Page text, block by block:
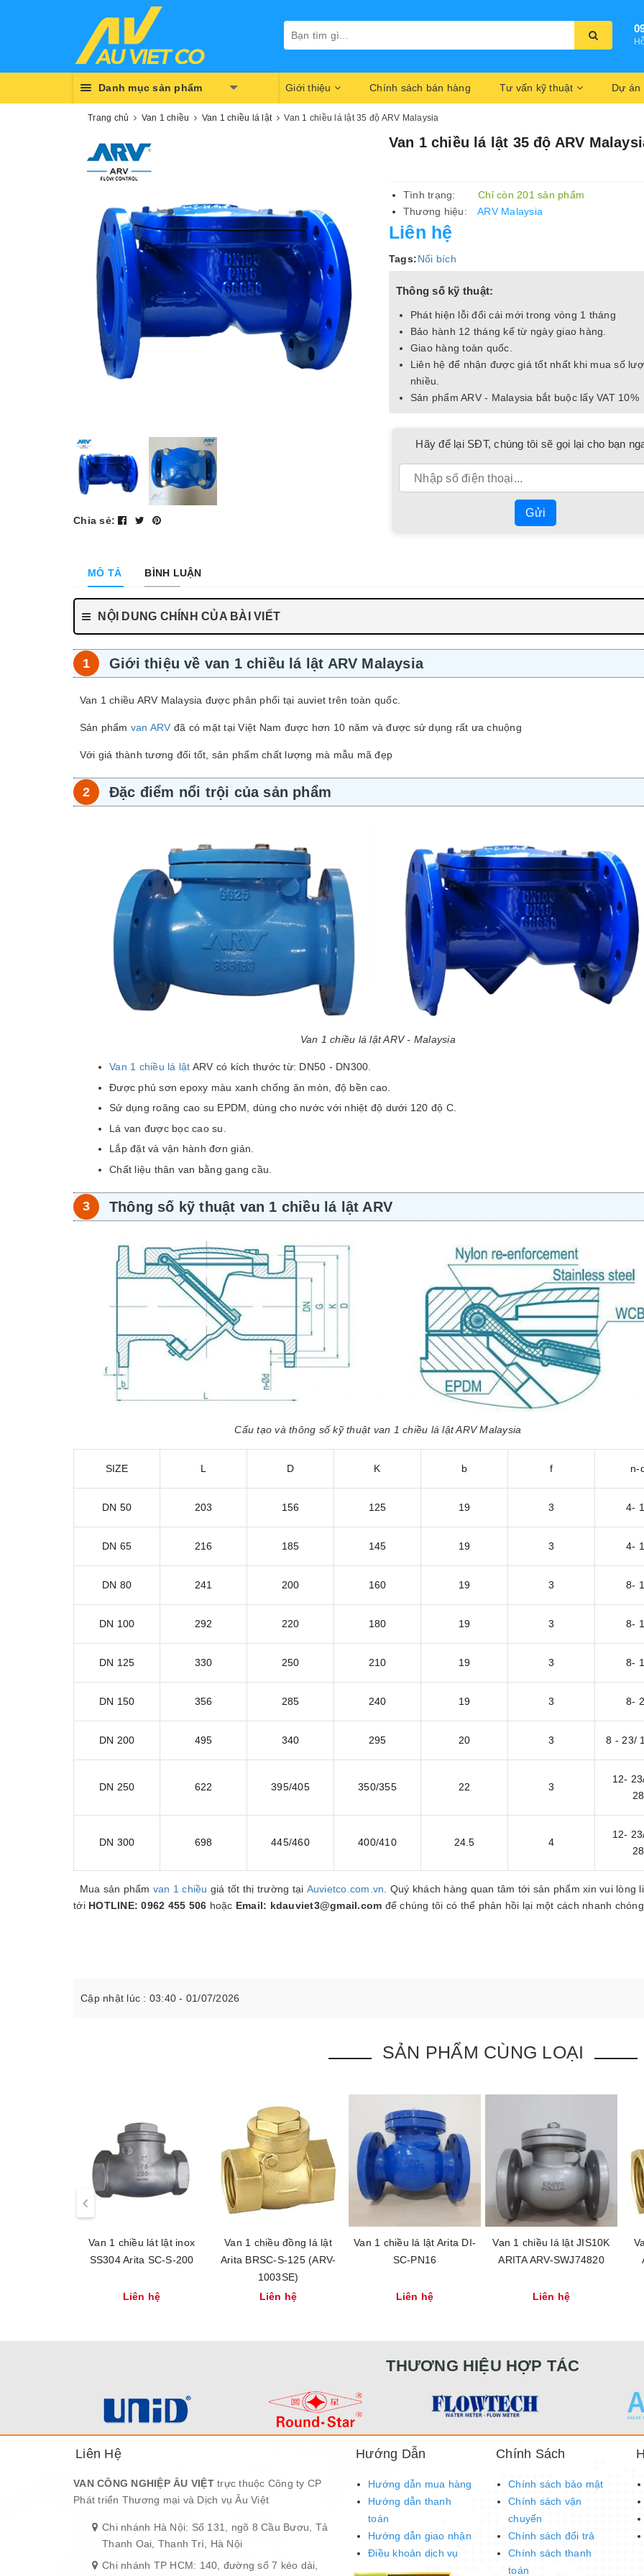
Danh mục sản phẩm Giới thiệu Chính sách bán hàng Tư vấn kỹ thuật Dự án
Trang chủ Van 1 chiều Van 1 chiều lá lật Van 1 chiều lá lật 35 độ ARV Malaysia
Chia sẻ:
Van 1 chiều lá lật 35 độ ARV
Tình trạng:
Chỉ còn 201 sản phẩm
Thương hiệu:
ARV Malaysia
Liên hệ
Tags:Nối bích
Thông số kỹ thuật:
Phát hiện lỗi đổi cái mới trong vòng 1 tháng
Bảo hành 12 tháng kể từ ngày giao hàng.
Giao hàng toàn quốc.
Liên hệ để nhận được giá tốt nhất khi mua số
nhiều.
Sản phẩm ARV - Malaysia bắt buộc lấy VAT 10%
Hãy để lại SĐT, chúng tôi sẽ gọi lại cho bạn
Gửi
MÔ TẢ BÌNH LUẬN
NỘI DUNG CHÍNH CỦA BÀI VIẾT
Giới thiệu về van 1 chiều lá lật ARV Malaysia
Van 1 chiều ARV Malaysia được phân phối tại auviet trên toàn quốc.
Sản phẩm van ARV đã có mặt tại Việt Nam được hơn 10 năm và được sử dụng rất ưa chuộng
Với giá thành tương đối tốt, sản phẩm chất lượng mà mẫu mã đẹp
Đặc điểm nổi trội của sản phẩm
Van 1 chiều lá lật ARV - Malaysia
Van 1 chiều lá lật ARV có kích thước từ: DN50 - DN300.
Được phủ sơn epoxy màu xanh chống ăn mòn, độ bền cao.
Sử dụng roăng cao su EPDM, dùng cho nước với nhiệt độ dưới 120 độ C.
Lá van được bọc cao su.
Lắp đặt và vận hành đơn giản.
Chất liệu thân van bằng gang cầu.
Thông số kỹ thuật van 1 chiều lá lật ARV
Cấu tạo và thông số kỹ thuật van 1 chiều lá lật ARV Malaysia
SIZE L D K b f n-
DN 50 203 156 125 19 3 4-
DN 65 216 185 145 19 3 4-
DN 80 241 200 160 19 3 8-
DN 100 292 220 180 19 3 8-
DN 125 330 250 210 19 3 8-
DN 150 356 285 240 19 3 8-
DN 200 495 340 295 20 3 8 - 23/
DN 250 622 395/405 350/355 22 3
12-
28
DN 300 698 445/460 400/410 24.5 4
12-
28
Mua sản phẩm van 1 chiều giá tốt thị trường tại Auvietco.com.vn. Quý khách hàng quan tâm tới sản phẩm xin vui lòng
tới HOTLINE: 0962 455 506 hoặc Email: kdauviet3@gmail.com để chúng tôi có thể phản hồi lại một cách nhanh
Cập nhật lúc : 03:40 - 01/07/2026
SẢN PHẨM CÙNG LOẠI
Van 1 chiều lát lật inox
SS304 Arita SC-S-200
Liên hệ
Van 1 chiều đồng lá lật
Arita BRSC-S-125 (ARV-
1003SE)
Liên hệ
Van 1 chiều lá lật Arita DI-
SC-PN16
Liên hệ
Van 1 chiều lá lật JIS10K
ARITA ARV-SWJ74820
Liên hệ
THƯƠNG HIỆU HỢP TÁC
Liên Hệ
VAN CÔNG NGHIỆP ÂU VIỆTtrực thuộc Công ty CP
Phát triển Thương mại và Dịch vụ Âu Việt
Chi nhánh Hà Nội: Số 131, ngõ 8 Cầu Bươu, Tả
Thanh Oai, Thanh Trì, Hà Nội
Chi nhánh TP HCM: 140, đường số 7 kéo dài,
Hướng Dẫn
Hướng dẫn mua hàng
Hướng dẫn thanh
toán
Hướng dẫn giao nhận
Điều khoản dịch vụ
Chính Sách
Chính sách bảo mật
Chính sách vận
chuyển
Chính sách đổi trả
Chính sách thanh
toán